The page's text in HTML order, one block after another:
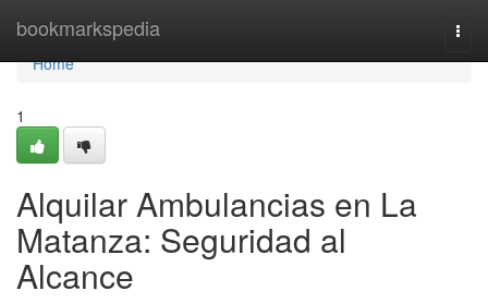
bookmarkspedia
Home
Home
1
Alquilar Ambulancias en La
Matanza: Seguridad al
Alcance